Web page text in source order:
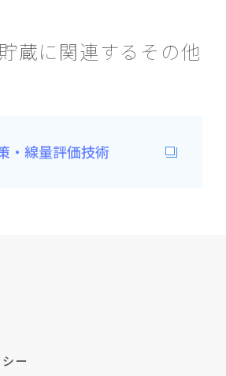
蔵に関連するその他
・線量評価技術
ー